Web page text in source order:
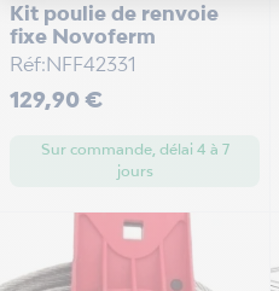
Kit poulie de renvoie
fixe Novoferm
Réf:NFF42331
Prix
129,90 €
Sur commande, délai 4 à 7
jours